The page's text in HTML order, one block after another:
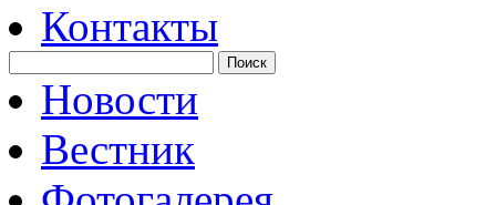
Контакты
Новости
Вестник